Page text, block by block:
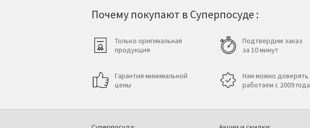
Почему покупают в Суперпосуде :
Только оригинальная
продукция
Гарантия минимальной
цены
Подтвердим заказ
за 10 минут
Нам можно доверять
работаем с 2009 года